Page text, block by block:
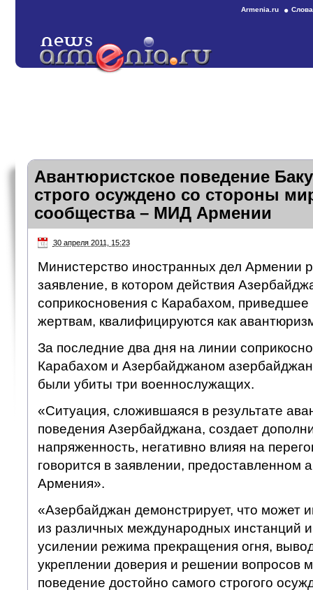
Armenia.ru
Авантюристское поведение
строго осуждено со стороны
сообщества – МИД Армении
30 апреля 2011, 15:23
Министерство иностранных дел Армении
заявление, в котором действия
соприкосновения с Карабахом, приведшее
жертвам, квалифицируются как
За последние два дня на линии
Карабахом и Азербайджаном
были убиты три военнослужащих.
«Ситуация, сложившаяся в результате
поведения Азербайджана, создает
напряженность, негативно влияя на
говорится в заявлении, предоставленном
Армения».
«Азербайджан демонстрирует, что может
из различных международных инстанций
усилении режима прекращения огня,
укреплении доверия и решении вопросов
поведение достойно самого строгого